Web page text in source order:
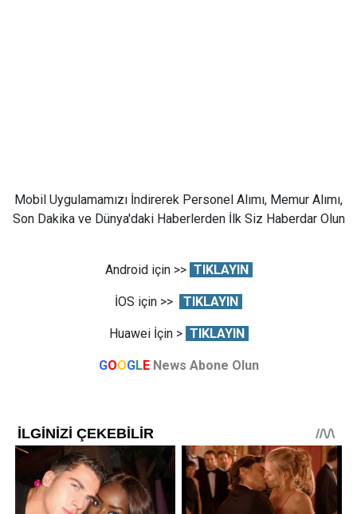
Mobil Uygulamamızı İndirerek Personel Alımı, Memur Alımı,
Son Dakika ve Dünya'daki Haberlerden İlk Siz Haberdar Olun
Android için >> TIKLAYIN
İOS için >> TIKLAYIN
Huawei İçin > TIKLAYIN
GOOGLE News Abone Olun